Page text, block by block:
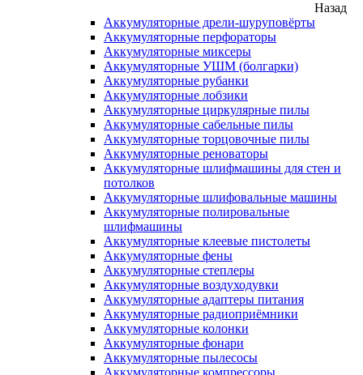
Назад
Аккумуляторные дрели-шуруповёрты
Аккумуляторные перфораторы
Аккумуляторные миксеры
Аккумуляторные УШМ (болгарки)
Аккумуляторные рубанки
Аккумуляторные лобзики
Аккумуляторные циркулярные пилы
Аккумуляторные сабельные пилы
Аккумуляторные торцовочные пилы
Аккумуляторные реноваторы
Аккумуляторные шлифмашины для стен и
потолков
Аккумуляторные шлифовальные машины
Аккумуляторные полировальные
шлифмашины
Аккумуляторные клеевые пистолеты
Аккумуляторные фены
Аккумуляторные степлеры
Аккумуляторные воздуходувки
Аккумуляторные адаптеры питания
Аккумуляторные радиоприёмники
Аккумуляторные колонки
Аккумуляторные фонари
Аккумуляторные пылесосы
Аккумуляторные компрессоры